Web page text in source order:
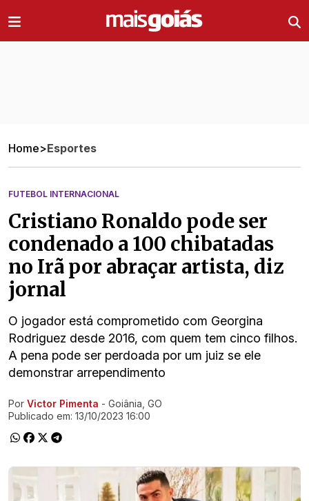
Home>Esportes
FUTEBOL INTERNACIONAL
Cristiano Ronaldo pode ser
condenado a 100 chibatadas
no Irã por abraçar artista, diz
jornal
O jogador está comprometido com Georgina
Rodriguez desde 2016, com quem tem cinco filhos.
A pena pode ser perdoada por um juiz se ele
demonstrar arrependimento
Ir direto pra matéria
Por Victor Pimenta - Goiânia, GO
Publicado em: 13/10/2023 16:00